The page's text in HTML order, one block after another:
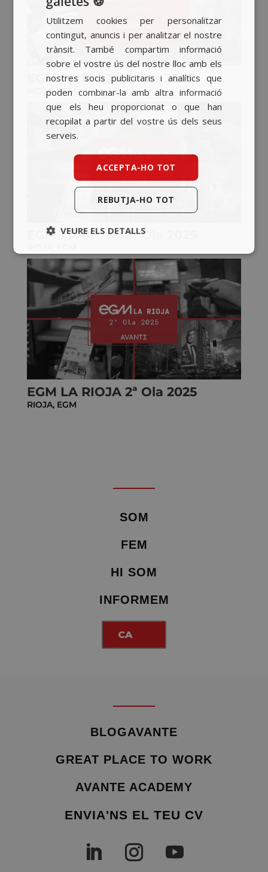
EGM LA RIOJA 1ª Ola 2026
RIOJA,EGM
EGM LA RIOJA 3ª Ola 2025
EGM LA RIOJA 2ª Ola 2025
RIOJA, EGM
SOM
FEM
HI SOM
INFORMEM
CA
BLOGAVANTE
GREAT PLACE TO WORK
AVANTE ACADEMY
ENVIA'NS EL TEU CV
BASQUE
ENGLISH
Utilitzem cookies per personalitzar
contingut, anuncis i per analitzar el nostre
trànsit. També compartim informació
sobre el vostre ús del nostre lloc amb els
nostres socis publicitaris i analítics que
poden combinar-la amb altra informació
que els heu proporcionat o que han
recopilat a partir del vostre ús dels seus
serveis.
ACCEPTA-HO TOT
REBUTJA-HO TOT
VEURE ELS DETALLS